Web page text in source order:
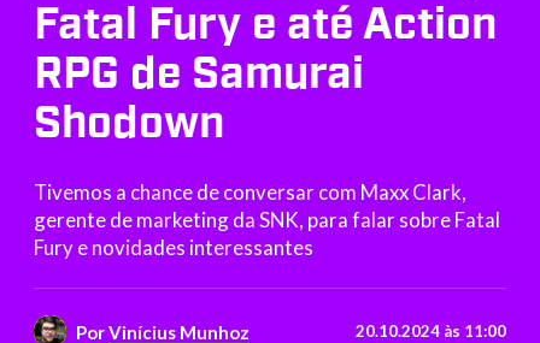
Fatal Fury e até Action
RPG de Samurai
Shodown
Tivemos a chance de conversar com Maxx Clark,
gerente de marketing da SNK, para falar sobre Fatal
Fury e novidades interessantes
PorVinícius Munhoz 20.10.2024 às 11:00